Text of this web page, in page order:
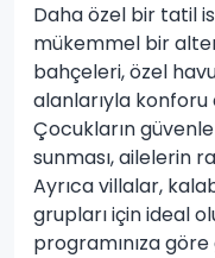
Daha özel bir tatil
mükemmel bir
bahçeleri, özel
alanlarıyla konforu
Çocukların
sunması, ailelerin
Ayrıca villalar,
grupları için ideal
programınıza